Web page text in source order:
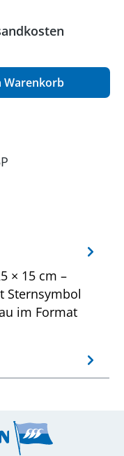
Warenkorb
× 15 cm –
Sternsymbol
im Format